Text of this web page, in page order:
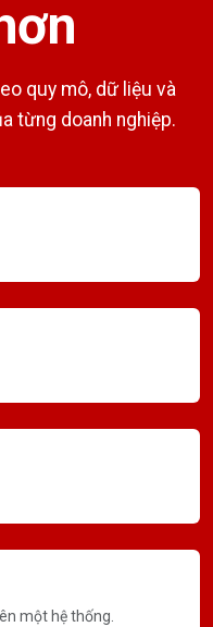
quy mô, dữ liệu và
từng doanh nghiệp.
một hệ thống.